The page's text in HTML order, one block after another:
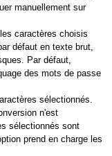
manuellement sur
caractères choisis
défaut en texte brut,
Par défaut,
des mots de passe
sélectionnés.
n'est
sélectionnés sont
prend en charge les